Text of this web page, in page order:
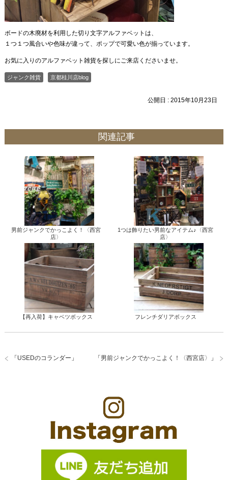
ボードの木廃材を利用した切り文字アルファベットは、
１つ１つ風合いや色味が違って、ポップで可愛い色が揃っています。
お気に入りのアルファベット雑貨を探しにご来店くださいませ。
ジャンク雑貨 京都桂川店blog
公開日 :2015年10月23日
関連記事
男前ジャンクでかっこよく！〈西宮
店〉
1つは飾りたい男前なアイテム♪〈西宮
店〉
【再入荷】キャベツボックス フレンチダリアボックス
「男前ジャンクでかっこよく！〈西宮店〉 」
「USEDのコランダー 」